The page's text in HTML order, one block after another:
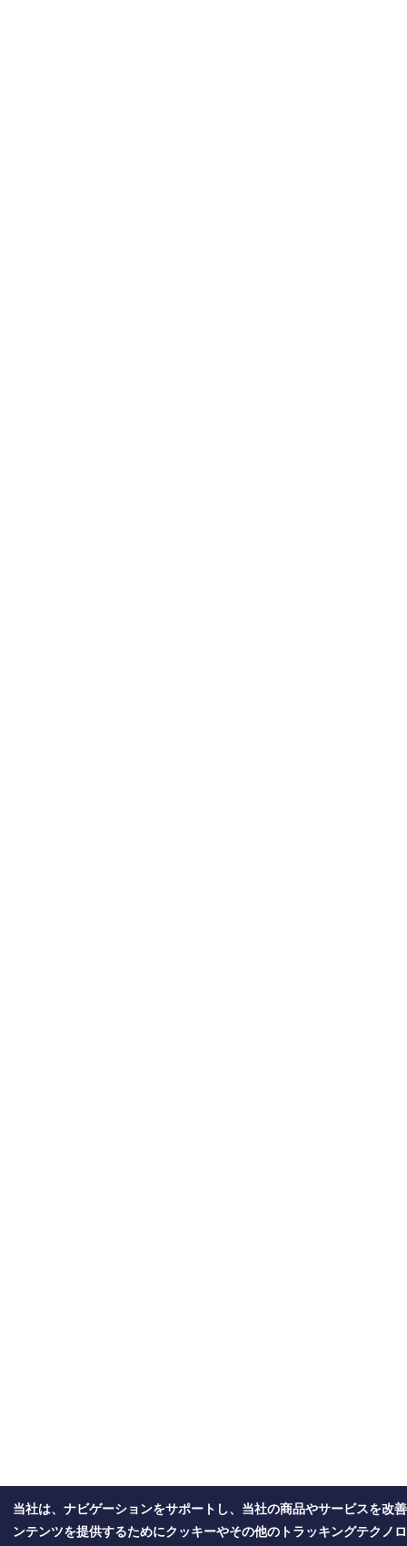
当社は、ナビゲーションをサポートし、当社の商品やサービスを改
ンテンツを提供するためにクッキーやその他のトラッキングテクノ